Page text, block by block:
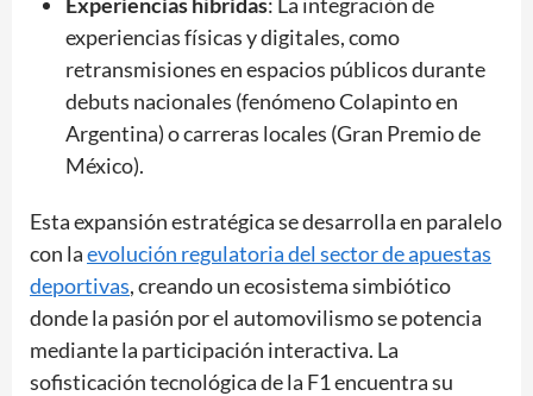
experiencias físicas y digitales, como
retransmisiones en espacios públicos durante
debuts nacionales (fenómeno Colapinto en
Argentina) o carreras locales (Gran Premio de
México).
Esta expansión estratégica se desarrolla en paralelo
con laevolución regulatoria del sector de apuestas
deportivas, creando un ecosistema simbiótico
donde la pasión por el automovilismo se potencia
mediante la participación interactiva. La
sofisticación tecnológica de la F1 encuentra su